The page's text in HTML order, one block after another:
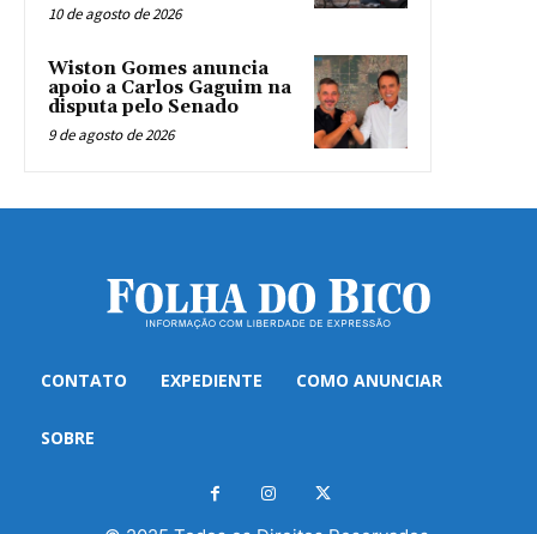
10 de agosto de 2026
Wiston Gomes anuncia
apoio a Carlos Gaguim na
disputa pelo Senado
9 de agosto de 2026
CONTATO EXPEDIENTE COMO ANUNCIAR
SOBRE